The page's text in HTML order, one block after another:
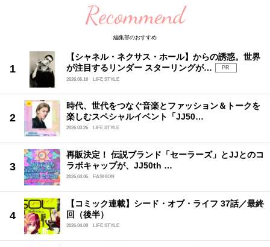
Recommend
編集部のおすすめ
【シャネル・ネクサス・ホール】からの誘惑。世界
が注目するリンダー スターリングが…
PR
2026.06.18
LIFE STYLE
時代、世代をつなぐ音楽とファッション＆トークを
楽しむスペシャルイベント「JJ50…
2026.03.26 LIFE STYLE
再販決定！ 伝説ブランド「セーラーズ」とJJとのコ
ラボキャップが、JJ50th …
2026.04.06 FASHION
【コミック連載】シード・オブ・ライフ 37話／最終
回（後半）
2026.04.09 LIFE STYLE